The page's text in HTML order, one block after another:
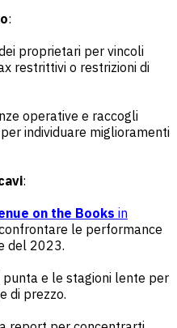
:
proprietari per vincoli
restrittivi o restrizioni di
operative e raccogli
individuare miglioramenti
:
on the Books in
le performance
del 2023.
punta e le stagioni lente per
di prezzo.